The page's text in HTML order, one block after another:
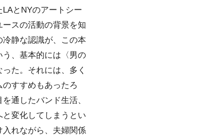
とNYのアートシー
スの活動の背景を知
静な認識が、この本
、基本的には〈男の
た。それには、多く
すすめもあったろ
通したバンド生活、
変化してしまうとい
れながら、夫婦関係